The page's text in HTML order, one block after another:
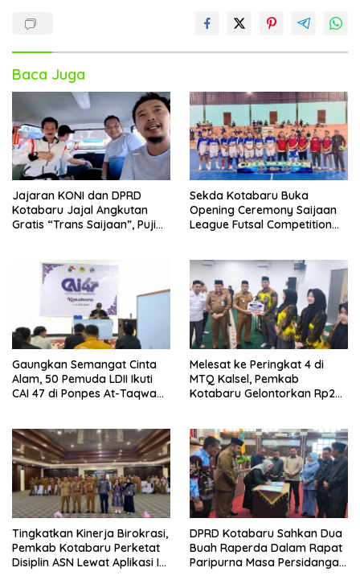
Baca Juga
Jajaran KONI dan DPRD
Kotabaru Jajal Angkutan
Gratis “Trans Saijaan”, Puji
Sekda Kotabaru Buka
Opening Ceremony Saijaan
League Futsal Competition
Gaungkan Semangat Cinta
Alam, 50 Pemuda LDII Ikuti
CAI 47 di Ponpes At-Taqwa
Melesat ke Peringkat 4 di
MTQ Kalsel, Pemkab
Kotabaru Gelontorkan Rp265
Tingkatkan Kinerja Birokrasi,
Pemkab Kotabaru Perketat
Disiplin ASN Lewat Aplikasi I-
DPRD Kotabaru Sahkan Dua
Buah Raperda Dalam Rapat
Paripurna Masa Persidangan